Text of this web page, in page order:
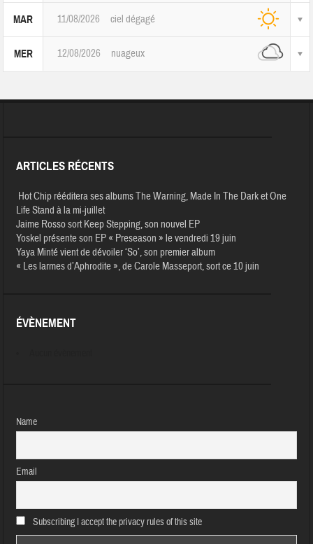
MAR 11/08/2026 ciel dégagé
MER 12/08/2026 nuageux
ARTICLES RÉCENTS
Hot Chip rééditera ses albums The Warning, Made In The Dark et One
Life Stand à la mi-juillet
Jaime Rosso sort Keep Stepping, son nouvel EP
Yoskel présente son EP « Preseason » le vendredi 19 juin
Yaya Minté vient de dévoiler ‘So’, son premier album
« Les larmes d’Aphrodite », de Carole Masseport, sort ce 10 juin
ÉVÈNEMENT
Name
Email
Subscribing I accept the privacy rules of this site